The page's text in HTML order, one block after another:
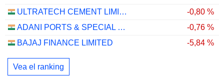
ULTRATECH CEMENT LIMITED
-0,80 %
ADANI PORTS & SPECIAL ECONOMIC ZONE LIMITED
-0,76 %
BAJAJ FINANCE LIMITED
-5,84 %
Vea el ranking